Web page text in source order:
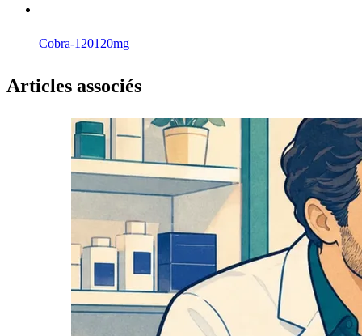
Cobra-120120mg
Articles associés